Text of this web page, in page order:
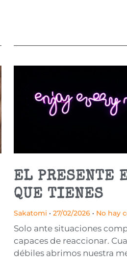
EL PRESENTE
QUE TIENES
Sakatomi 27/02/2026 No hay
Solo ante situaciones
capaces de reaccionar.
débiles abrimos nuestra